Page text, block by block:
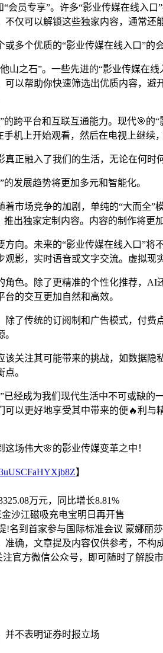
“会员专享”。许多“影业传媒在线入
仅可以解锁这些独家内容，通常还
多个优质的“影业传媒在线入口”的
山之石”。一些先进的“影业传媒在
可以帮助你快速筛选出优质内容，
的跨平台和互联互通能力。现代🎯
机上开始观看，然后在电视上继续
正融入了我们的生活，无论在何时
发展趋势将更加多元和智能化。
着市场竞争的加剧，单纯的“大而全
出独家定制内容。内容的制作将更
方向。未来的“影业传媒在线入口”
观影，实时语音或文字交流。虚拟
角色。除了更精准的个性化推荐，
的交互更加自然和高效。
除了传统的订阅制和广告模式，付
该关注其可能带来的挑战，如数据
。
已经成为我们现代生活中不可或缺
可以更好地享受其中带来的便🔥利
场伟大🌸的影业传媒变革之中！
】
万元，同比增长8.81%
金沙江磁吸充电宝明日再开售
!名到首家参与国际标准会议 蒙娜丽莎
准确，文章提及内容仅供参考，不构
官方微信公众号，即可随时了解股
并不表明证券时报立场